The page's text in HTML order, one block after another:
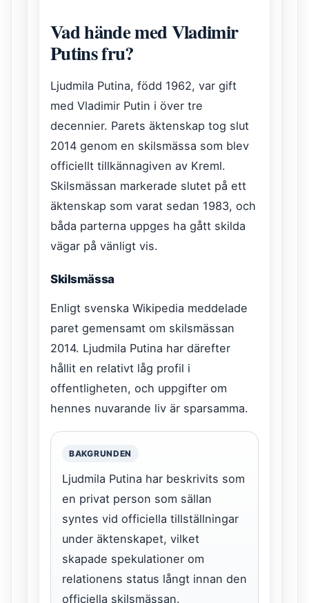
Vad hände med Vladimir
Putins fru?
Ljudmila Putina, född 1962, var gift
med Vladimir Putin i över tre
decennier. Parets äktenskap tog slut
2014 genom en skilsmässa som blev
officiellt tillkännagiven av Kreml.
Skilsmässan markerade slutet på ett
äktenskap som varat sedan 1983, och
båda parterna uppges ha gått skilda
vägar på vänligt vis.
Skilsmässa
Enligt svenska Wikipedia meddelade
paret gemensamt om skilsmässan
2014. Ljudmila Putina har därefter
hållit en relativt låg profil i
offentligheten, och uppgifter om
hennes nuvarande liv är sparsamma.
BAKGRUNDEN
Ljudmila Putina har beskrivits som
en privat person som sällan
syntes vid officiella tillställningar
under äktenskapet, vilket
skapade spekulationer om
relationens status långt innan den
officiella skilsmässan.